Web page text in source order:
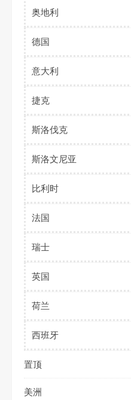
奥地利
德国
意大利
捷克
斯洛伐克
斯洛文尼亚
比利时
法国
瑞士
英国
荷兰
西班牙
置顶
美洲